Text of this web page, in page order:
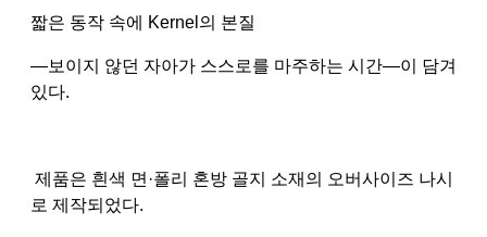
짧은 동작 속에 Kernel의 본질
—보이지 않던 자아가 스스로를 마주하는 시간—이 담겨
있다.
제품은 흰색 면·폴리 혼방 골지 소재의 오버사이즈 나시
로 제작되었다.